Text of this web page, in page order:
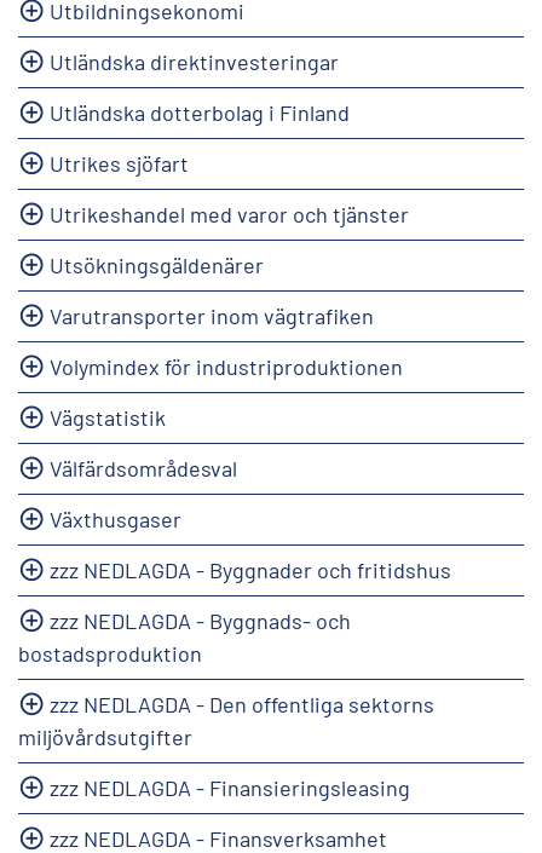
Utbildningsekonomi
Utländska direktinvesteringar
Utländska dotterbolag i Finland
Utrikes sjöfart
Utrikeshandel med varor och tjänster
Utsökningsgäldenärer
Varutransporter inom vägtrafiken
Volymindex för industriproduktionen
Vägstatistik
Välfärdsområdesval
Växthusgaser
zzz NEDLAGDA - Byggnader och fritidshus
zzz NEDLAGDA - Byggnads- och
bostadsproduktion
zzz NEDLAGDA - Den offentliga sektorns
miljövårdsutgifter
zzz NEDLAGDA - Finansieringsleasing
zzz NEDLAGDA - Finansverksamhet